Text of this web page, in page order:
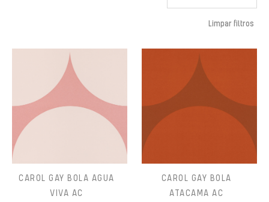
Limpar filtros
CAROL GAY BOLA AGUA
VIVA AC
CAROL GAY BOLA
ATACAMA AC